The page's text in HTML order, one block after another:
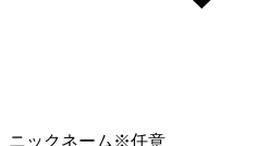
ニックネーム ※任意